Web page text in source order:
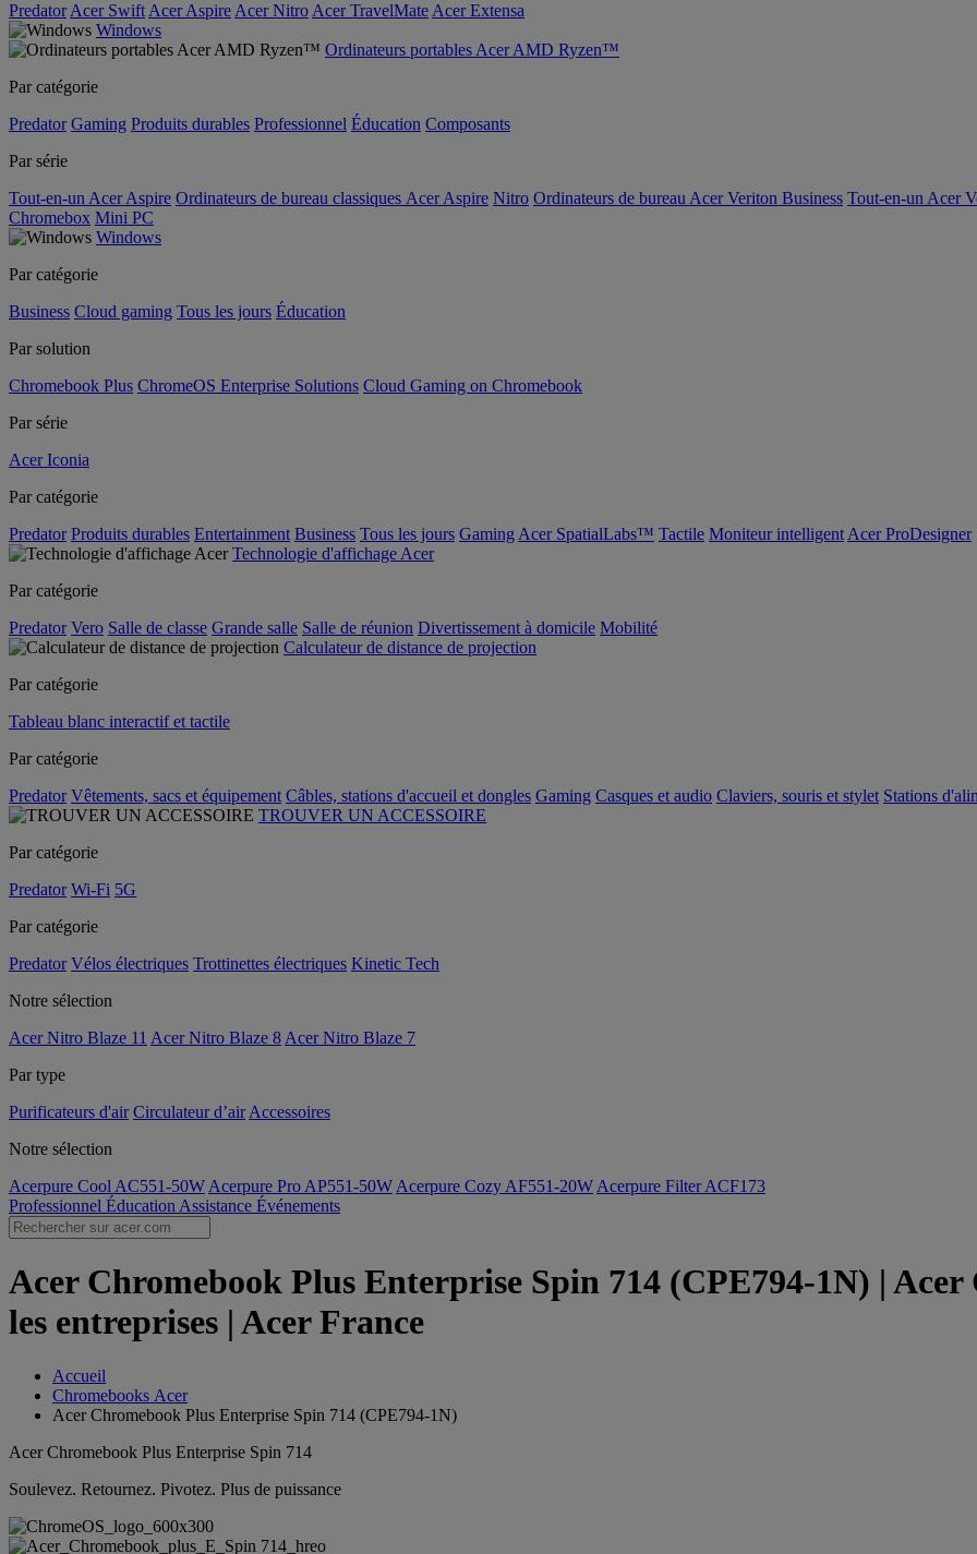
Predator Acer Swift Acer Aspire Acer Nitro Acer TravelMate Acer Extensa
Windows
Ordinateurs portables Acer AMD Ryzen™
Par catégorie
Predator Gaming Produits durables Professionnel Éducation Composants
Par série
Tout-en-un Acer Aspire Ordinateurs de bureau classiques Acer Aspire Nitro Ordinateurs de bureau Acer Veriton Business Tout-en-un Acer
Chromebox Mini PC
Windows
Par catégorie
Business Cloud gaming Tous les jours Éducation
Par solution
Chromebook Plus ChromeOS Enterprise Solutions Cloud Gaming on Chromebook
Par série
Acer Iconia
Par catégorie
Predator Produits durables Entertainment Business Tous les jours Gaming Acer SpatialLabs™ Tactile Moniteur intelligent Acer ProDesigner
Technologie d'affichage Acer
Par catégorie
Predator Vero Salle de classe Grande salle Salle de réunion Divertissement à domicile Mobilité
Calculateur de distance de projection
Par catégorie
Tableau blanc interactif et tactile
Par catégorie
Predator Vêtements, sacs et équipement Câbles, stations d'accueil et dongles Gaming Casques et audio Claviers, souris et stylet Stations
TROUVER UN ACCESSOIRE
Par catégorie
Predator Wi-Fi 5G
Par catégorie
Predator Vélos électriques Trottinettes électriques Kinetic Tech
Notre sélection
Acer Nitro Blaze 11 Acer Nitro Blaze 8 Acer Nitro Blaze 7
Par type
Purificateurs d'air Circulateur d’air Accessoires
Notre sélection
Acerpure Cool AC551-50W Acerpure Pro AP551-50W Acerpure Cozy AF551-20W Acerpure Filter ACF173
Professionnel Éducation Assistance Événements
Acer Chromebook Plus Enterprise Spin 714 (CPE794-1N) |
les entreprises | Acer France
Accueil
Chromebooks Acer
Acer Chromebook Plus Enterprise Spin 714 (CPE794-1N)
Acer Chromebook Plus Enterprise Spin 714
Soulevez. Retournez. Pivotez. Plus de puissance